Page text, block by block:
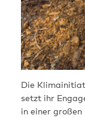
Die
setzt ihr
in einer